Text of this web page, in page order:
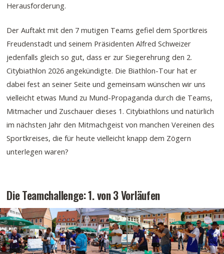
Herausforderung.
Der Auftakt mit den 7 mutigen Teams gefiel dem Sportkreis
Freudenstadt und seinem Präsidenten Alfred Schweizer
jedenfalls gleich so gut, dass er zur Siegerehrung den 2.
Citybiathlon 2026 angekündigte. Die Biathlon-Tour hat er
dabei fest an seiner Seite und gemeinsam wünschen wir uns
vielleicht etwas Mund zu Mund-Propaganda durch die Teams,
Mitmacher und Zuschauer dieses 1. Citybiathlons und natürlich
im nächsten Jahr den Mitmachgeist von manchen Vereinen des
Sportkreises, die für heute vielleicht knapp dem Zögern
unterlegen waren?
Die Teamchallenge: 1. von 3 Vorläufen